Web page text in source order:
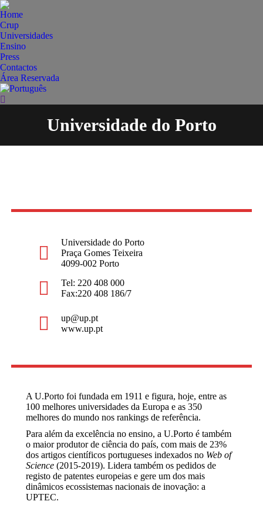
Home
Crup
Universidades
Ensino
Press
Contactos
Área Reservada
Search:
Universidade do Porto
You are here:
Universidade do Porto
Praça Gomes Teixeira
4099-002 Porto
Tel: 220 408 000
Fax:220 408 186/7
up@up.pt
www.up.pt
A U.Porto foi fundada em 1911 e figura, hoje, entre as
100 melhores universidades da Europa e as 350
melhores do mundo nos rankings de referência.
Para além da excelência no ensino, a U.Porto é também
o maior produtor de ciência do país, com mais de 23%
dos artigos científicos portugueses indexados no Web of
Science (2015-2019). Lidera também os pedidos de
registo de patentes europeias e gere um dos mais
dinâmicos ecossistemas nacionais de inovação: a
UPTEC.